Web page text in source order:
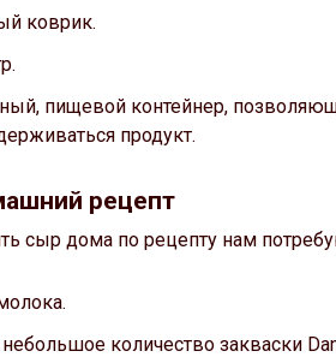
коврик.
пищевой контейнер,
продукт.
рецепт
сыр дома по рецепту нам
количество закваски